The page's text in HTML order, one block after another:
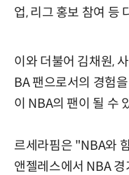
업, 리그 홍보 참여 등
이와 더불어 김채원,
BA 팬으로서의 경험
이 NBA의 팬이 될 수
르세라핌은 "NBA와
앤젤레스에서 NBA